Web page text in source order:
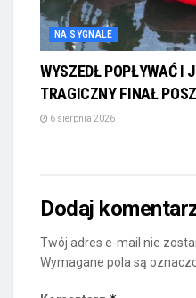
NA SYGNALE
WYSZEDŁ POPŁYWAĆ I
TRAGICZNY FINAŁ
6 sierpnia 2026
Dodaj
Twój adres e-mail nie
Wymagane pola są